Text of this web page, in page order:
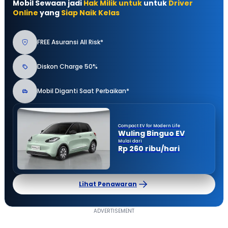
Mobil Sewaan jadi Hak Milik untuk untuk Driver
Online yang Siap Naik Kelas
FREE Asuransi All Risk*
Diskon Charge 50%
Mobil Diganti Saat Perbaikan*
Compact EV for Modern Life
Wuling Binguo EV
Mulai dari
Rp 260 ribu/hari
Lihat Penawaran